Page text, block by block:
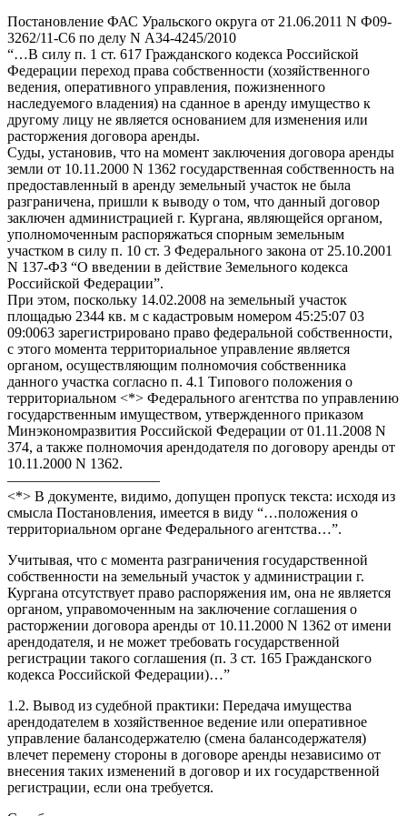
Постановление ФАС Уральского округа от 21.06.2011 N Ф09-
3262/11-С6 по делу N А34-4245/2010
“…В силу п. 1 ст. 617 Гражданского кодекса Российской
Федерации переход права собственности (хозяйственного
ведения, оперативного управления, пожизненного
наследуемого владения) на сданное в аренду имущество к
другому лицу не является основанием для изменения или
расторжения договора аренды.
Суды, установив, что на момент заключения договора аренды
земли от 10.11.2000 N 1362 государственная собственность на
предоставленный в аренду земельный участок не была
разграничена, пришли к выводу о том, что данный договор
заключен администрацией г. Кургана, являющейся органом,
уполномоченным распоряжаться спорным земельным
участком в силу п. 10 ст. 3 Федерального закона от 25.10.2001
N 137-ФЗ “О введении в действие Земельного кодекса
Российской Федерации”.
При этом, поскольку 14.02.2008 на земельный участок
площадью 2344 кв. м с кадастровым номером 45:25:07 03
09:0063 зарегистрировано право федеральной собственности,
с этого момента территориальное управление является
органом, осуществляющим полномочия собственника
данного участка согласно п. 4.1 Типового положения о
территориальном <*> Федерального агентства по управлению
государственным имуществом, утвержденного приказом
Минэкономразвития Российской Федерации от 01.11.2008 N
374, а также полномочия арендодателя по договору аренды от
10.11.2000 N 1362.
——————————–
<*> В документе, видимо, допущен пропуск текста: исходя из
смысла Постановления, имеется в виду “…положения о
территориальном органе Федерального агентства…”.
Учитывая, что с момента разграничения государственной
собственности на земельный участок у администрации г.
Кургана отсутствует право распоряжения им, она не является
органом, управомоченным на заключение соглашения о
расторжении договора аренды от 10.11.2000 N 1362 от имени
арендодателя, и не может требовать государственной
регистрации такого соглашения (п. 3 ст. 165 Гражданского
кодекса Российской Федерации)…”
1.2. Вывод из судебной практики: Передача имущества
арендодателем в хозяйственное ведение или оперативное
управление балансодержателю (смена балансодержателя)
влечет перемену стороны в договоре аренды независимо от
внесения таких изменений в договор и их государственной
регистрации, если она требуется.